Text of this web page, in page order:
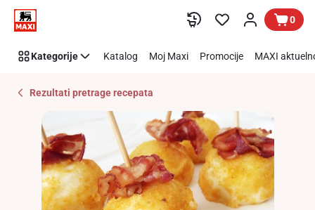
Preskoči link
Recipe
Details
0
Kategorije Katalog Moj Maxi Promocije MAXI
Rezultati pretrage recepata